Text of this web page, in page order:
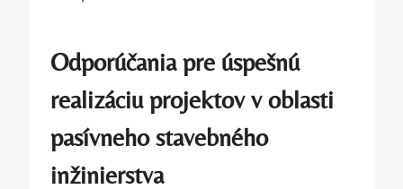
Odporúčania pre úspešnú
realizáciu projektov v oblasti
pasívneho stavebného
inžinierstva